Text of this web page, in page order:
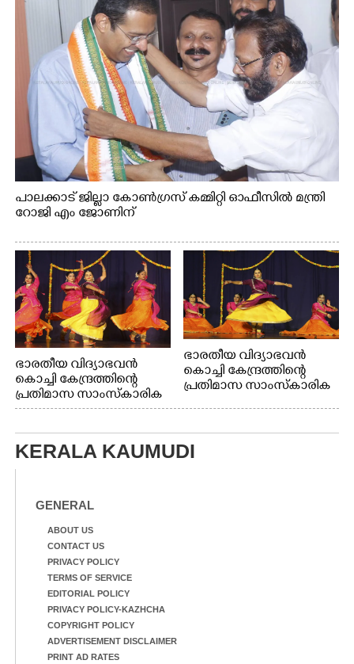
പാലക്കാട് ജില്ലാ കോൺഗ്രസ് കമ്മിറ്റി ഓഫീസിൽ മന്ത്രി
റോജി എം ജോണിന്
ഭാരതീയ വിദ്യാഭവൻ
കൊച്ചി കേന്ദ്രത്തിന്റെ
പ്രതിമാസ സാംസ്കാരിക
പരിപാടിയുടെ ഭാഗമായി
പട്ടേൽ സഭാഗൃഹത്തിൽ
എം. അക്ഷതയുടെ
അവതരിപ്പിച്ച ലയ നമൻ
ഭാരതീയ വിദ്യാഭവൻ
കൊച്ചി കേന്ദ്രത്തിന്റെ
പ്രതിമാസ സാംസ്കാരിക
വിദ്യാഭവൻ സർദാർ
പട്ടേൽ സഭാഗൃഹത്തിൽ
എം. അക്ഷതയുടെ
KERALA KAUMUDI
GENERAL
ABOUT US
CONTACT US
PRIVACY POLICY
TERMS OF SERVICE
EDITORIAL POLICY
PRIVACY POLICY-KAZHCHA
COPYRIGHT POLICY
ADVERTISEMENT DISCLAIMER
PRINT AD RATES